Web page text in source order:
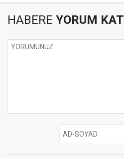
HABERE YORUM KAT